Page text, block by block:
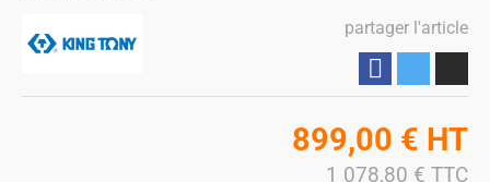
partager l'article
899,00 € HT
1 078,80 € TTC